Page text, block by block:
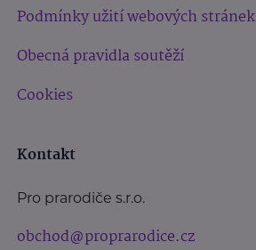
Podmínky užití webových stránek
Obecná pravidla soutěží
Cookies
Kontakt
Pro prarodiče s.r.o.
obchod@proprarodice.cz